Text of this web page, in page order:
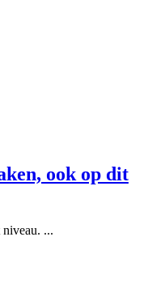
ook op dit
...